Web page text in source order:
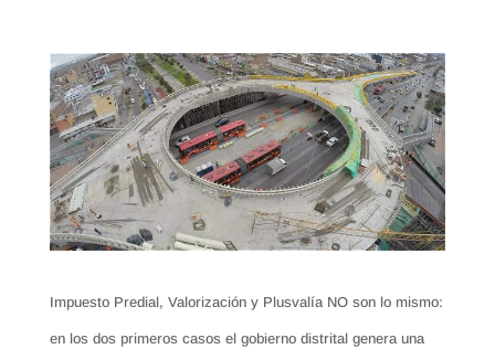
Impuesto Predial, Valorización y Plusvalía NO son lo mismo:
en los dos primeros casos el gobierno distrital genera una